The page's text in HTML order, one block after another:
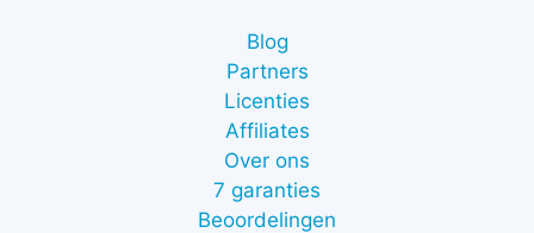
Blog
Partners
Licenties
Affiliates
Over ons
7 garanties
Beoordelingen